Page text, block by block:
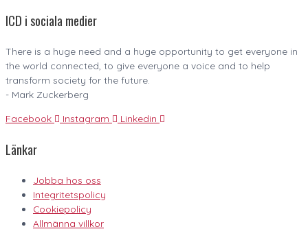
ICD i sociala medier
There is a huge need and a huge opportunity to get everyone in
the world connected, to give everyone a voice and to help
transform society for the future.
- Mark Zuckerberg
Facebook Instagram Linkedin
Länkar
Jobba hos oss
Integritetspolicy
Cookiepolicy
Allmänna villkor